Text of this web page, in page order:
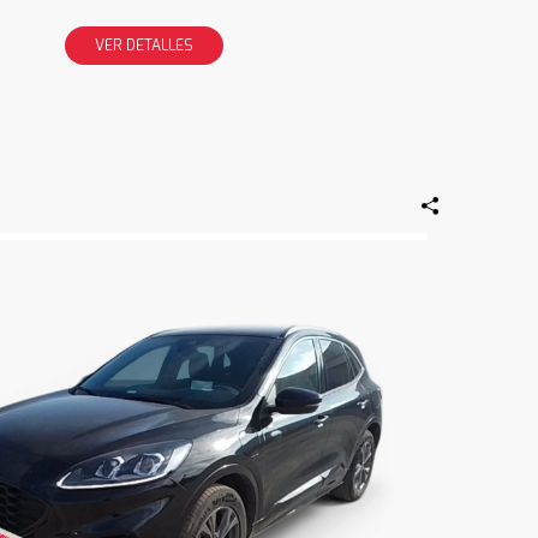
VER DETALLES